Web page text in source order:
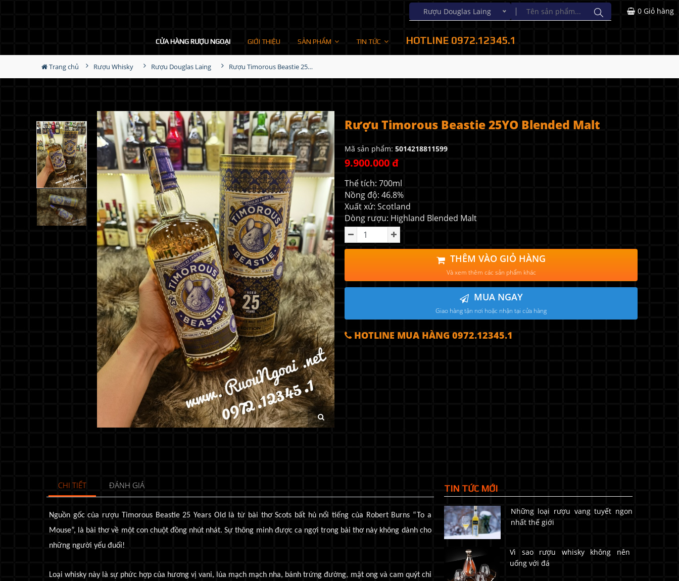
Rượu Douglas Laing
CỬA HÀNG RƯỢU NGOẠI GIỚI THIỆU SẢN PHẨM TIN TỨC HOTLINE 0972.12345.1
0 Giỏ hàng
Trang chủ Rượu Whisky Rượu Douglas Laing Rượu Timorous Beastie 25YO Blended Malt
Rượu Timorous Beastie 25YO Blended Malt
Mã sản phẩm: 5014218811599
9.900.000 đ
Thể tích: 700ml
Nồng độ: 46.8%
Xuất xứ: Scotland
Dòng rượu: Highland Blended Malt
THÊM VÀO GIỎ HÀNG
Và xem thêm các sản phẩm khác
MUA NGAY
Giao hàng tận nơi hoặc nhận tại cửa hàng
HOTLINE MUA HÀNG 0972.12345.1
CHI TIẾT ĐÁNH GIÁ
Nguồn gốc của rượu Timorous Beastie 25 Years Old là từ bài thơ Scots bất hủ nổi tiếng của Robert Burns “To a
Mouse”, là bài thơ về một con chuột đồng nhút nhát. Sự thông minh được ca ngợi trong bài thơ này không dành cho
những người yếu đuối!
Loại whisky này là sự phức hợp của hương vị vani, lúa mạch mạch nha, bánh trứng đường, mật ong và cam quýt chỉ
TIN TỨC MỚI
Những loại rượu vang tuyết ngon
nhất thế giới
Vì sao rượu whisky không nên
uống với đá